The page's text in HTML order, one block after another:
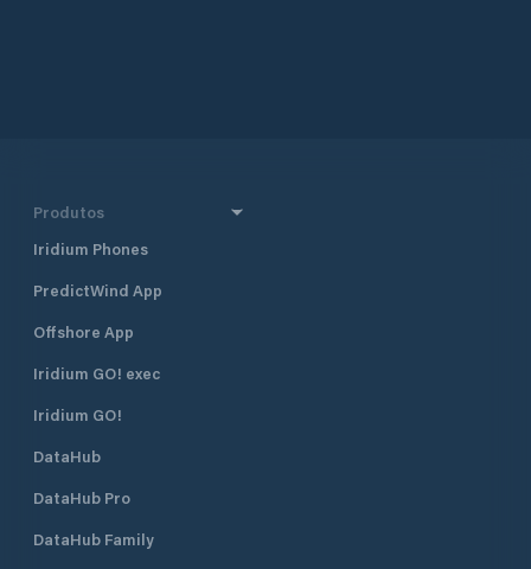
Produtos
Iridium Phones
PredictWind App
Offshore App
Iridium GO! exec
Iridium GO!
DataHub
DataHub Pro
DataHub Family